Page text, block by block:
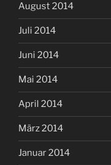
August 2014
Juli 2014
Juni 2014
Mai 2014
April 2014
März 2014
Januar 2014